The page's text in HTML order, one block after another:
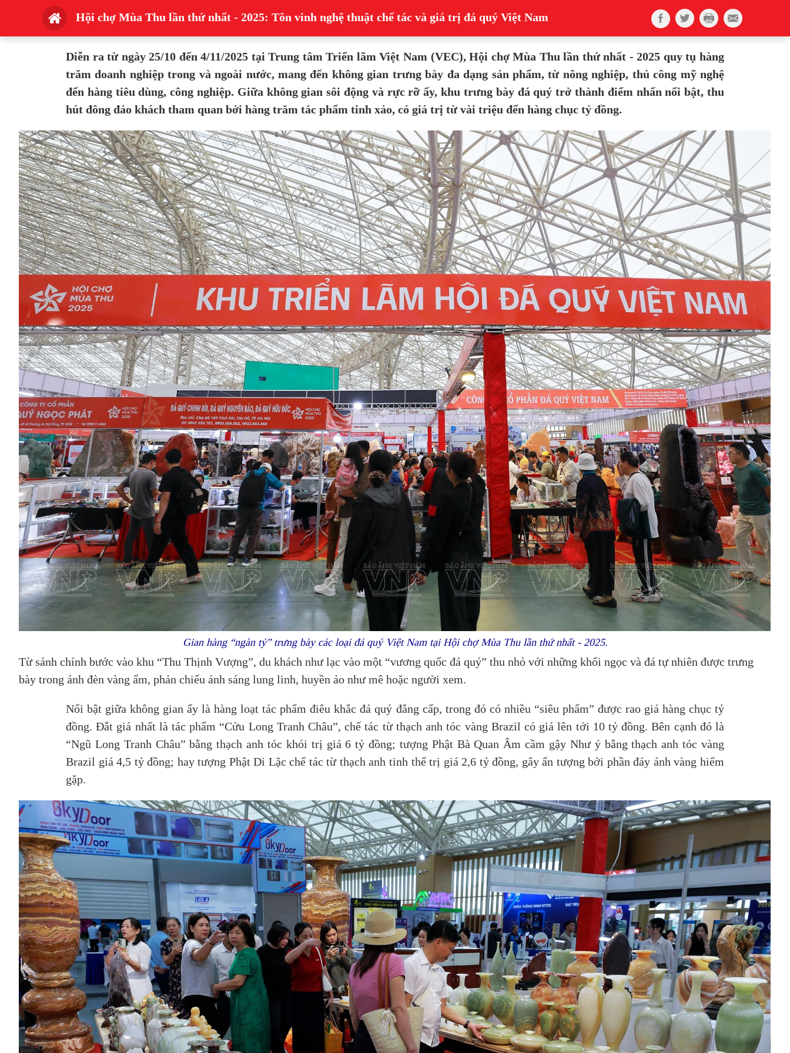
Hội chợ Mùa Thu lần thứ nhất - 2025: Tôn vinh nghệ thuật chế tác và giá trị đá quý Việt Nam
Diễn ra từ ngày 25/10 đến 4/11/2025 tại Trung tâm Triển lãm Việt Nam (VEC), Hội chợ Mùa Thu lần thứ nhất - 2025 quy tụ hàng
trăm doanh nghiệp trong và ngoài nước, mang đến không gian trưng bày đa dạng sản phẩm, từ nông nghiệp, thủ công mỹ nghệ
đến hàng tiêu dùng, công nghiệp. Giữa không gian sôi động và rực rỡ ấy, khu trưng bày đá quý trở thành điểm nhấn nổi bật, thu
hút đông đảo khách tham quan bởi hàng trăm tác phẩm tinh xảo, có giá trị từ vài triệu đến hàng chục tỷ đồng.
Gian hàng “ngàn tỷ” trưng bày các loại đá quý Việt Nam tại Hội chợ Mùa Thu lần thứ nhất - 2025.
Từ sảnh chính bước vào khu “Thu Thịnh Vượng”, du khách như lạc vào một “vương quốc đá quý” thu nhỏ với những khối ngọc và đá tự nhiên được trưng
bày trong ánh đèn vàng ấm, phản chiếu ánh sáng lung linh, huyền ảo như mê hoặc người xem.
Nổi bật giữa không gian ấy là hàng loạt tác phẩm điêu khắc đá quý đẳng cấp, trong đó có nhiều “siêu phẩm” được rao giá hàng chục tỷ
đồng. Đắt giá nhất là tác phẩm “Cửu Long Tranh Châu”, chế tác từ thạch anh tóc vàng Brazil có giá lên tới 10 tỷ đồng. Bên cạnh đó là
“Ngũ Long Tranh Châu” bằng thạch anh tóc khói trị giá 6 tỷ đồng; tượng Phật Bà Quan Âm cầm gậy Như ý bằng thạch anh tóc vàng
Brazil giá 4,5 tỷ đồng; hay tượng Phật Di Lặc chế tác từ thạch anh tinh thể trị giá 2,6 tỷ đồng, gây ấn tượng bởi phần đáy ánh vàng hiếm
gặp.